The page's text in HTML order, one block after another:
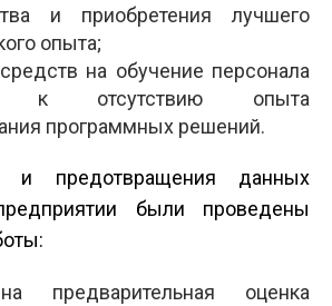
и приобретения лучшего
опыта;
на обучение персонала
к отсутствию опыта
программных решений.
и предотвращения данных
были проведены
предварительная оценка